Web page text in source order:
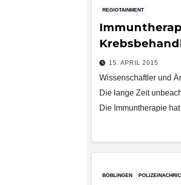
REGIOTAINMENT
15. APRIL 2015
Wissenschaftler und
Die lange Zeit
Die Immuntherapie
BÖBLINGEN